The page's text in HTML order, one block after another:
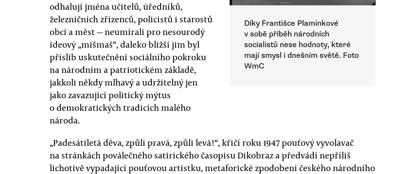
Díky Františce Plamínkové
v sobě příběh národních
socialistů nese hodnoty, které
mají smysl i dnešním světě. Foto
WmC
odhalují jména učitelů, úředníků,
železničních zřízenců, policistů i starostů
obcí a měst — neumírali pro nesourodý
ideový „mišmaš“, daleko bližší jim byl
příslib uskutečnění sociálního pokroku
na národním a patriotickém základě,
jakkoli někdy mlhavý a udržitelný jen
jako zavazující politický mýtus
o demokratických tradicích malého
národa.
„Padesátiletá děva, způli pravá, způli levá!“, křičí roku 1947 pouťový vyvolavač
na stránkách poválečného satirického časopisu Dikobraz a předvádí nepříliš
lichotivě vypadající pouťovou artistku, metaforické zpodobení českého národního